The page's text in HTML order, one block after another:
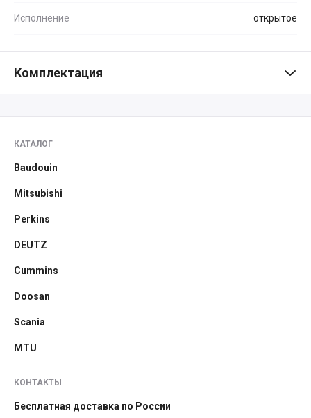
Исполнение открытое
Комплектация
КАТАЛОГ
Baudouin
Mitsubishi
Perkins
DEUTZ
Cummins
Doosan
Scania
MTU
КОНТАКТЫ
Бесплатная доставка по России